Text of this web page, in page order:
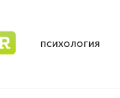
ПСИХОЛОГИЯ